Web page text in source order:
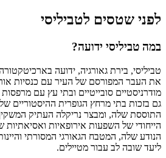
לפני שטסים לטביליסי
במה טביליסי ידועה?
טביליסי, בירת גאורגיה, ידועה
את העבר המפורסם של העיר עם כנסיות
מודרניסטיים סובייטיים ובתי עץ עם
גם בזכות בתי מרחץ הגופרית ההיסטוריים
התוססת שלה, ומבצר נריקלה העתיק
הייחודי של השפעות אירופאיות ואסיאתיות
הנודע שלה, המטבח הגאורגי המסורתי
ליעד שובה לב עבור מטיילים.